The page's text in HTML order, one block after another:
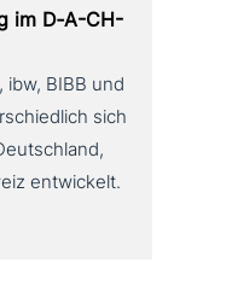
im D‑A-CH-
ibw, BIBB und
sich
entwickelt.